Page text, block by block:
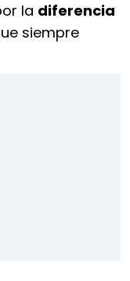
la diferencia
siempre